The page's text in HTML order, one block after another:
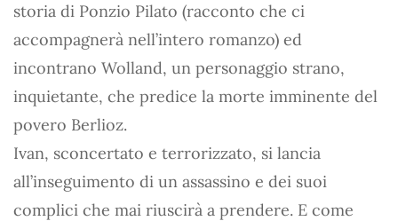
storia di Ponzio Pilato (racconto che ci
accompagnerà nell’intero romanzo) ed
incontrano Wolland, un personaggio strano,
inquietante, che predice la morte imminente del
povero Berlioz.
Ivan, sconcertato e terrorizzato, si lancia
all’inseguimento di un assassino e dei suoi
complici che mai riuscirà a prendere. E come